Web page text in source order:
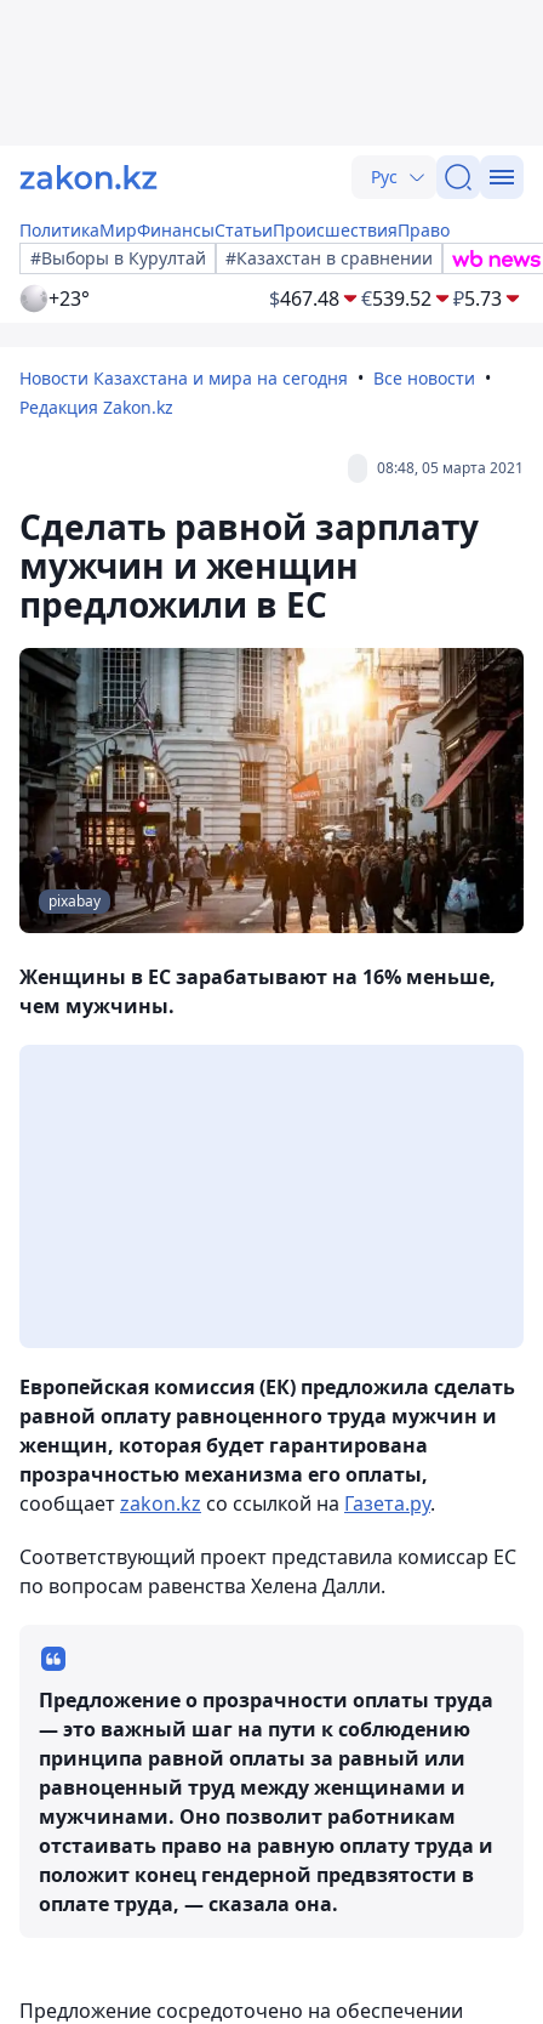
Рус
ПолитикаМирФинансыСтатьиПроисшествияПраво
#Выборы в Курултай
#Казахстан в сравнении
+23° $467.48 €539.52 ₽5.73
Новости Казахстана и мира на сегодня
Все новости
Редакция Zakon.kz
08:48, 05 марта 2021
Сделать равной зарплату
мужчин и женщин
предложили в ЕС
pixabay
Женщины в ЕС зарабатывают на 16% меньше,
чем мужчины.
Европейская комиссия (ЕК) предложила сделать
равной оплату равноценного труда мужчин и
женщин, которая будет гарантирована
прозрачностью механизма его оплаты,
сообщаетzakon.kz со ссылкой на Газета.ру.
Соответствующий проект представила комиссар ЕС
по вопросам равенства Хелена Далли.
Предложение о прозрачности оплаты труда
— это важный шаг на пути к соблюдению
принципа равной оплаты за равный или
равноценный труд между женщинами и
мужчинами. Оно позволит работникам
отстаивать право на равную оплату труда и
положит конец гендерной предвзятости в
оплате труда, — сказала она.
Предложение сосредоточено на обеспечении